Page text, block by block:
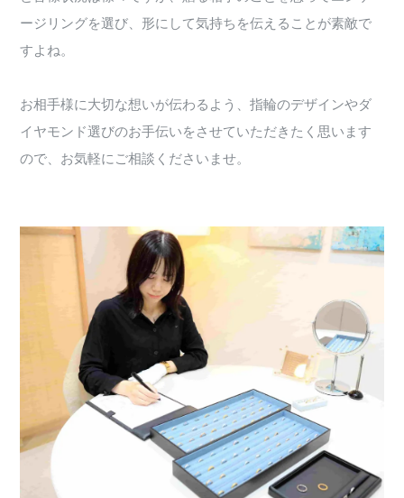
ージリングを選び、形にして気持ちを伝えることが素敵で
すよね。
お相手様に大切な想いが伝わるよう、指輪のデザインやダ
イヤモンド選びのお手伝いをさせていただきたく思います
ので、お気軽にご相談くださいませ。